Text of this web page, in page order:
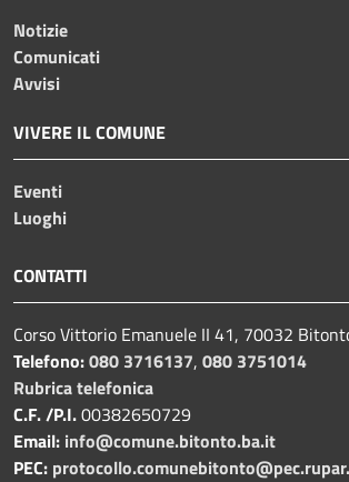
Notizie
Comunicati
Avvisi
VIVERE IL COMUNE
Eventi
Luoghi
CONTATTI
Corso Vittorio Emanuele II 41, 70032
Telefono:080 3716137, 080 3751014
Rubrica telefonica
C.F. /P.I.00382650729
Email: info@comune.bitonto.ba.it
PEC: